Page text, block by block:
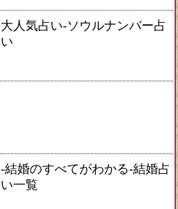
大人気占い-ソウルナンバー占
い
-結婚のすべてがわかる-結婚占
い一覧